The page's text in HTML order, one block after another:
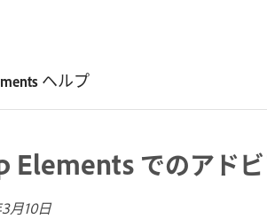
ヘルプ
でのアドビ
月10日